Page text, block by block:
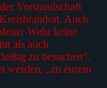
Vorstandschaft
Auch
Wehr keine
als auch
zu besuchen“.
werden, „zu eurem